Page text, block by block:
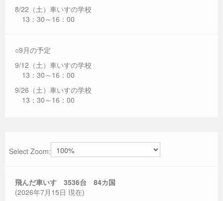
8/22（土）車いすの学校
13：30～16：00
○9月の予定
9/12（土）車いすの学校
13：30～16：00
9/26（土）車いすの学校
13：30～16：00
Select Zoom:
飛んだ車いす 3536台 84カ国
(2026年7月15日 現在)